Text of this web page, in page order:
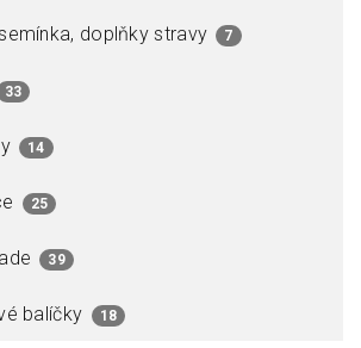
doplňky stravy 7
33
14
25
39
balíčky 18